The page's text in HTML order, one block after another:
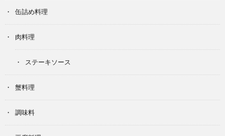
缶詰め料理
肉料理
ステーキソース
蟹料理
調味料